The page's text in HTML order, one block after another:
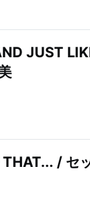
JUST
/ セ